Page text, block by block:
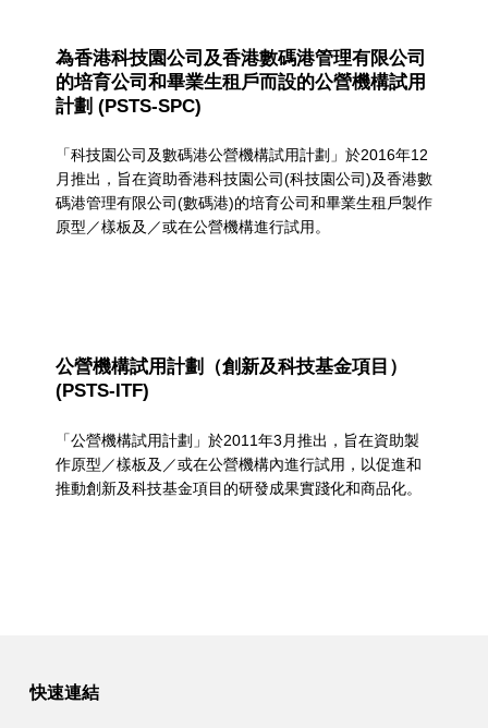
為香港科技園公司及香港數碼港管理有限公司
的培育公司和畢業生租戶而設的公營機構試用
計劃 (PSTS-SPC)
「科技園公司及數碼港公營機構試用計劃」於2016年12
月推出，旨在資助香港科技園公司(科技園公司)及香港數
碼港管理有限公司(數碼港)的培育公司和畢業生租戶製作
原型／樣板及／或在公營機構進行試用。
公營機構試用計劃（創新及科技基金項目）
(PSTS-ITF)
「公營機構試用計劃」於2011年3月推出，旨在資助製
作原型／樣板及／或在公營機構內進行試用，以促進和
推動創新及科技基金項目的研發成果實踐化和商品化。
快速連結